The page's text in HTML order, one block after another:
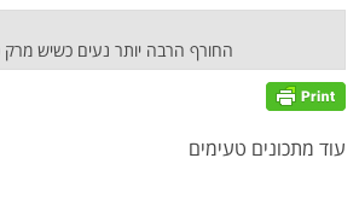
החורף הרבה יותר נעים כשיש מרק
עוד מתכונים טעימים